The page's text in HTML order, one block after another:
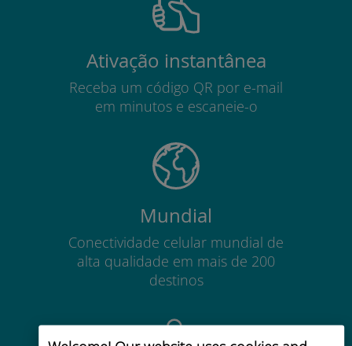
Ativação instantânea
Receba um código QR por e-mail
em minutos e escaneie-o
Mundial
Conectividade celular mundial de
alta qualidade em mais de 200
destinos